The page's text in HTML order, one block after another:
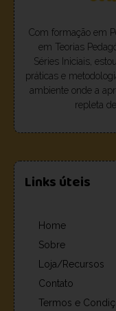
Com formação em
em Teorias
Séries Iniciais,
práticas e
ambiente onde a
repleta
Links úteis
Home
Sobre
Loja/Recursos
Contato
Termos e